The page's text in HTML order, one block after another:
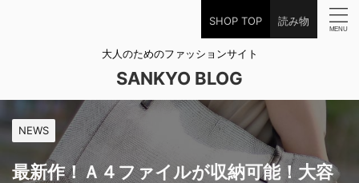
SHOP TOP 読み物
大人のためのファッションサイト
SANKYO BLOG
NEWS
最新作！Ａ４ファイルが収納可能！大容